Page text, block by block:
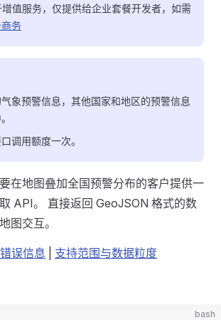
值服务，仅提供给企业套餐开发者，如需
务
象预警信息，其他国家和地区的预警信息
调用额度一次。
在地图叠加全国预警分布的客户提供一
API。 直接返回 GeoJSON 格式的数
图交互。
错误信息 支持范围与数据粒度
bash